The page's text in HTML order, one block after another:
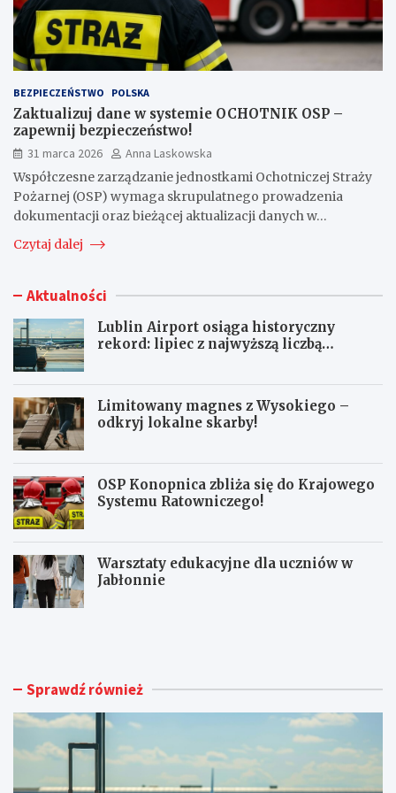
BEZPIECZEŃSTWO POLSKA
Zaktualizuj dane w systemie OCHOTNIK OSP –
zapewnij bezpieczeństwo!
31 marca 2026
Anna Laskowska
Współczesne zarządzanie jednostkami Ochotniczej Straży
Pożarnej (OSP) wymaga skrupulatnego prowadzenia
dokumentacji oraz bieżącej aktualizacji danych w…
Czytaj dalej
Aktualności
Lublin Airport osiąga historyczny
rekord: lipiec z najwyższą liczbą
Limitowany magnes z Wysokiego –
odkryj lokalne skarby!
OSP Konopnica zbliża się do Krajowego
Systemu Ratowniczego!
Warsztaty edukacyjne dla uczniów w
Jabłonnie
L
n
i
p
L
o
a
y
Sprawdź również